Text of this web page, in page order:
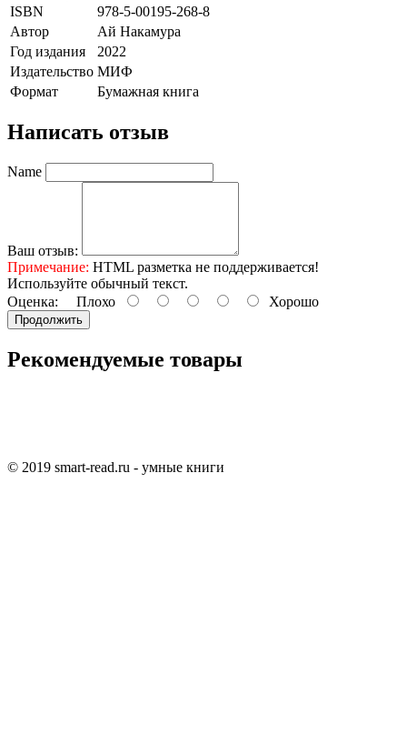
ISBN
978-5-00195-268-8
Автор
Ай Накамура
Год издания
2022
Издательство МИФ
Формат
Бумажная книга
Написать отзыв
Name
Ваш отзыв:
Примечание: HTML разметка не поддерживается!
Используйте обычный текст.
Оценка: Плохо Хорошо
Продолжить
Рекомендуемые товары
© 2019 smart-read.ru - умные книги